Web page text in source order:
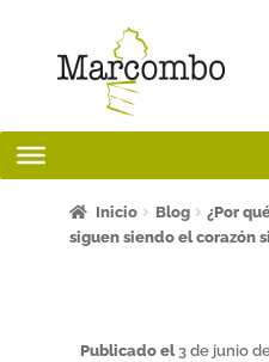
Inicio Blog
¿Por
siguen siendo el corazón
Publicado el3 de junio